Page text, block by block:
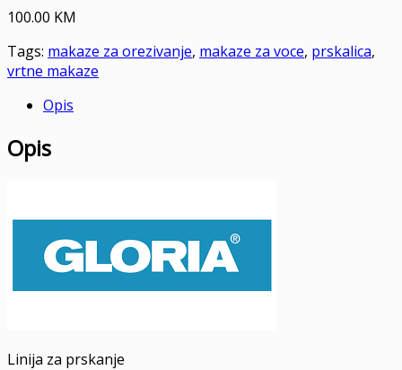
100.00 KM
Tags: makaze za orezivanje, makaze za voce, prskalica,
vrtne makaze
Opis
Opis
Linija za prskanje